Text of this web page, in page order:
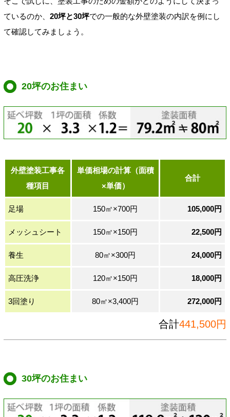
ているのか、 20坪と30坪での一般的な外壁塗装の内訳を例にし
て確認してみましょう。
20坪のお住まい
外壁塗装工事各
種項目
単価相場の計算（面積
×単価）
合計
足場 150㎡×700円 105,000円
メッシュシート 150㎡×150円 22,500円
養生 80㎡×300円 24,000円
高圧洗浄 120㎡×150円 18,000円
3回塗り 80㎡×3,400円 272,000円
合計441,500円
30坪のお住まい